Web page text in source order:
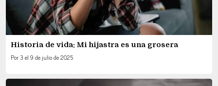
Historia de vida: Mi hijastra es una grosera
Por3 el 9 de julio de 2025